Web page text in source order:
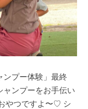
ンプー体験」最終
ャンプーをお手伝い
やつですよ〜♡ シ